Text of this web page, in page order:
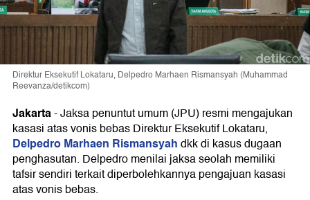
Direktur Eksekutif Lokataru, Delpedro Marhaen Rismansyah (Muhammad
Reevanza/detikcom)
Jakarta-Jaksa penuntut umum (JPU) resmi mengajukan
kasasi atas vonis bebas Direktur Eksekutif Lokataru,
Delpedro Marhaen Rismansyahdkk di kasus dugaan
penghasutan. Delpedro menilai jaksa seolah memiliki
tafsir sendiri terkait diperbolehkannya pengajuan kasasi
atas vonis bebas.